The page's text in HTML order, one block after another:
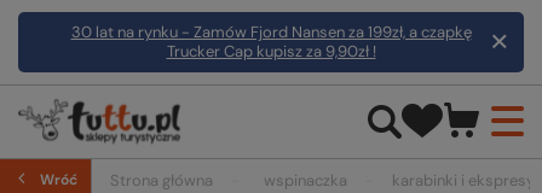
30 lat na rynku - Zamów Fjord Nansen za 199zł, a czapkę
Trucker Cap kupisz za 9,90zł !
Wróć Strona główna wspinaczka karabinki i ekspresy